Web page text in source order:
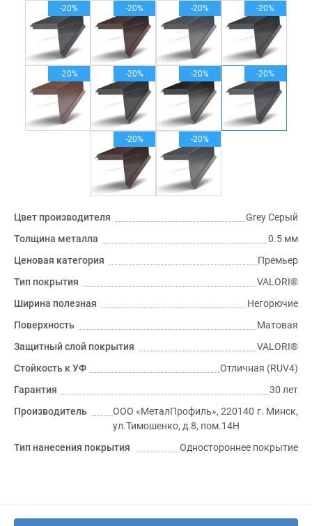
-20% -20% -20% -20%
-20% -20% -20% -20%
-20% -20%
Цвет производителя
Grey Серый
Толщина металла
0.5 мм
Ценовая категория
Премьер
Тип покрытия
VALORI®
Ширина полезная
Негорючие
Поверхность
Матовая
Защитный слой покрытия
VALORI®
Стойкость к УФ
Отличная (RUV4)
Гарантия
30 лет
Производитель
ООО «МеталПрофиль», 220140 г. Минск,
ул.Тимошенко, д.8, пом.14Н
Тип нанесения покрытия
Одностороннее покрытие